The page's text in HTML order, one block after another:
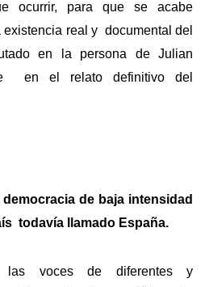
ocurrir, para que se acabe
real y documental del
en la persona de Julian
en el relato definitivo del
de baja intensidad
todavía llamado España.
voces de diferentes y